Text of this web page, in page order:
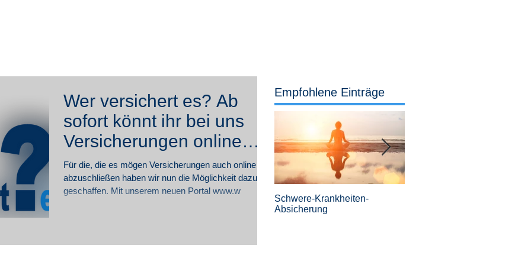
Wer versichert es? Ab
sofort könnt ihr bei uns
Versicherungen online
abschließen!
Für die, die es mögen Versicherungen auch online
abzuschließen haben wir nun die Möglichkeit dazu
geschaffen. Mit unserem neuen Portal www.w
Empfohlene Einträge
Schwere-Krankheiten-
Absicherung